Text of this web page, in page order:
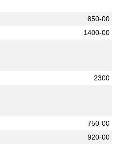
850-00
1400-00
2300
750-00
920-00